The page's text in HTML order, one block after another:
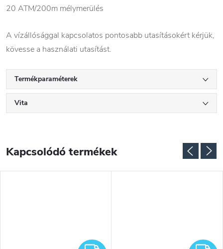
20 ATM/200m mélymerülés
A vízállósággal kapcsolatos pontosabb utasításokért kérjük,
kövesse a használati utasítást.
Termékparaméterek
Vita
Kapcsolódó termékek